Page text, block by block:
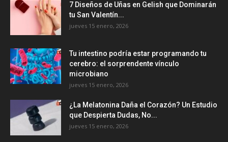
7 Diseños de Uñas en Gelish que Dominarán
tu San Valentín...
jueves 15 enero, 2026
Tu intestino podría estar programando tu
cerebro: el sorprendente vínculo
microbiano
jueves 15 enero, 2026
¿La Melatonina Daña el Corazón? Un Estudio
que Despierta Dudas, No...
jueves 15 enero, 2026